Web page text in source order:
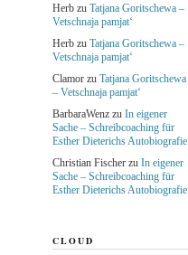
Herbzu Tatjana Goritschewa –
Vetschnaja pamjat‘
Herbzu Tatjana Goritschewa –
Vetschnaja pamjat‘
Clamorzu Tatjana Goritschewa
– Vetschnaja pamjat‘
BarbaraWenzzu In eigener
Sache – Schreibcoaching für
Esther Dieterichs Autobiografie
Christian Fischerzu In eigener
Sache – Schreibcoaching für
Esther Dieterichs Autobiografie
CLOUD